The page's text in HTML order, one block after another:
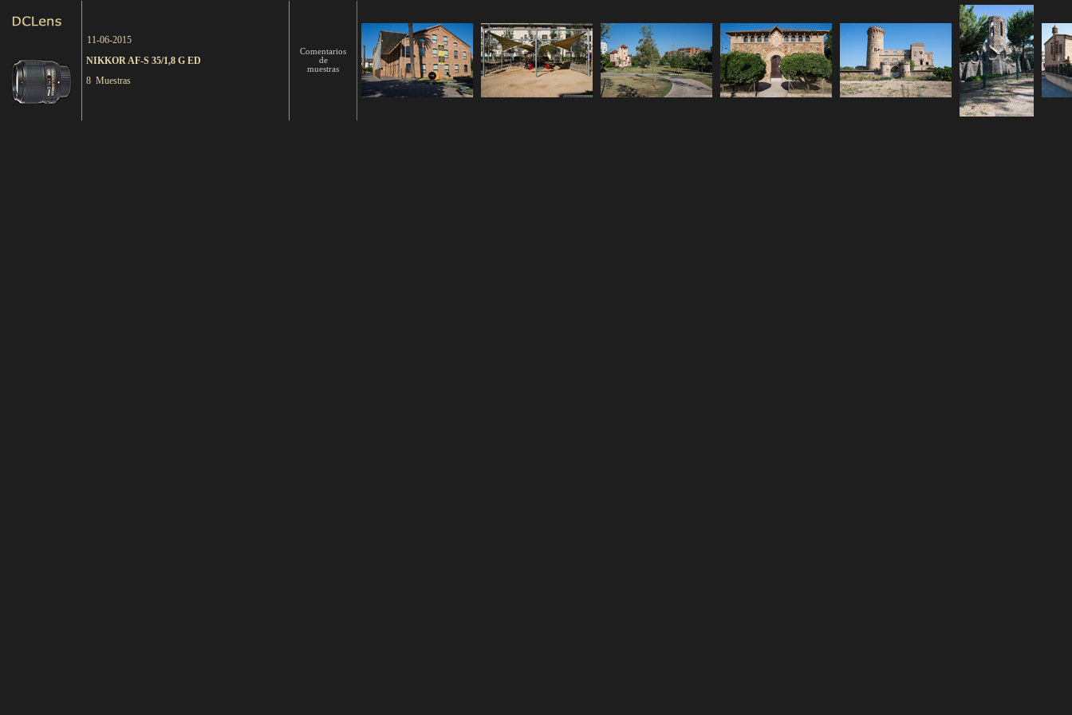
11-06-2015
NIKKOR AF-S 35/1,8 G ED
8 Muestras
Comentarios
de
muestras